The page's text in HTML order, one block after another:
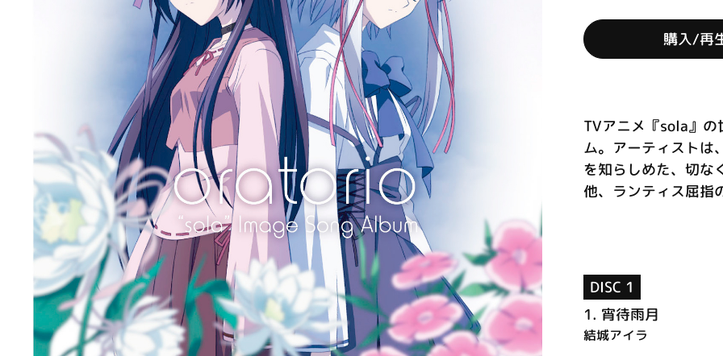
購入/再
TVアニメ『sola』
ム。アーティストは
を知らしめた、切な
他、ランティス屈指
DISC 1
1. 宵待雨月
結城アイラ